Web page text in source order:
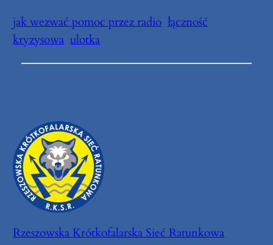
jak wezwać pomoc przez radio łączność
kryzysowa ulotka
Rzeszowska Krótkofalarska Sieć Ratunkowa